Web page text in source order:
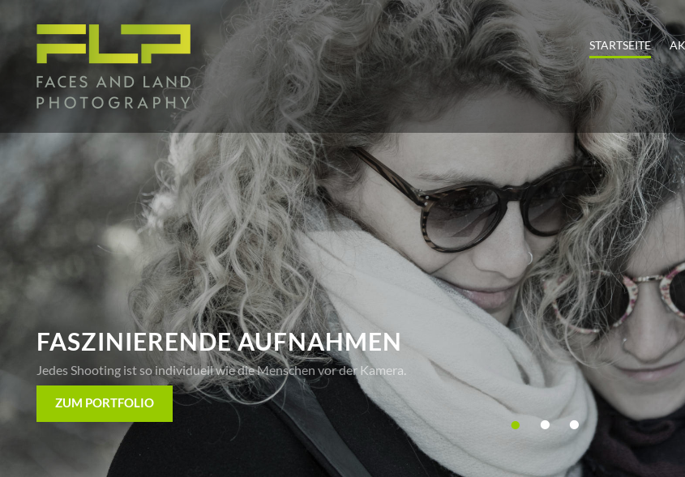
STARTSEITE
SEIT ÜBER 10 JAHREN
besondere Momente im Fokus.
ÜBER UNS
• • •